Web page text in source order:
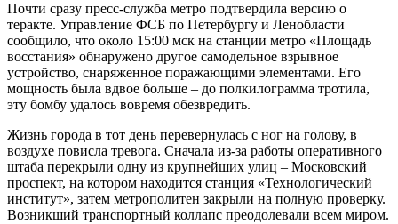
Почти сразу пресс-служба метро подтвердила версию о
теракте. Управление ФСБ по Петербургу и Ленобласти
сообщило, что около 15:00 мск на станции метро «Площадь
восстания» обнаружено другое самодельное взрывное
устройство, снаряженное поражающими элементами. Его
мощность была вдвое больше – до полкилограмма тротила,
эту бомбу удалось вовремя обезвредить.
Жизнь города в тот день перевернулась с ног на голову, в
воздухе повисла тревога. Сначала из-за работы оперативного
штаба перекрыли одну из крупнейших улиц – Московский
проспект, на котором находится станция «Технологический
институт», затем метрополитен закрыли на полную проверку.
Возникший транспортный коллапс преодолевали всем миром.